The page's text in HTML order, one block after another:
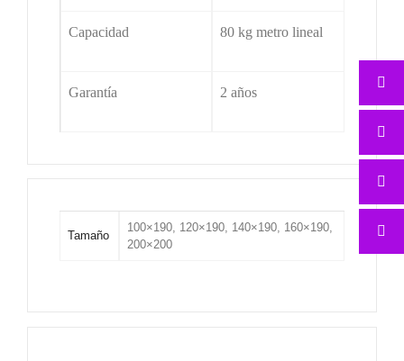
Capacidad 80 kg metro lineal
Garantía 2 años
Tamaño
100×190, 120×190, 140×190, 160×190,
200×200